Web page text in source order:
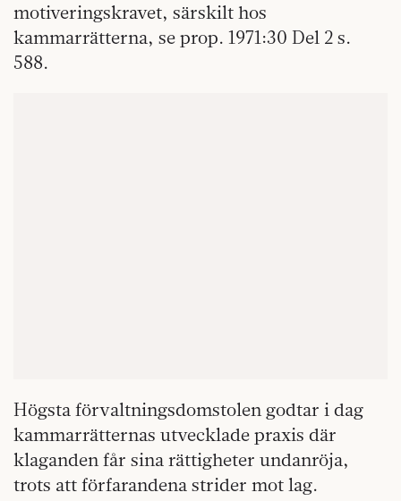
motiveringskravet, särskilt hos
kammarrätterna, se prop. 1971:30 Del 2 s.
588.
Högsta förvaltningsdomstolen godtar i dag
kammarrätternas utvecklade praxis där
klaganden får sina rättigheter undanröja,
trots att förfarandena strider mot lag.